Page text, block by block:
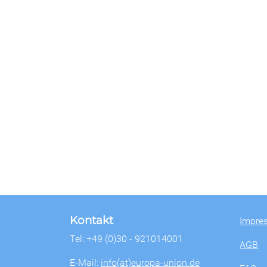
Kontakt
Tel: +49 (0)30 - 921014001
E-Mail: info(at)europa-union.de
AGB